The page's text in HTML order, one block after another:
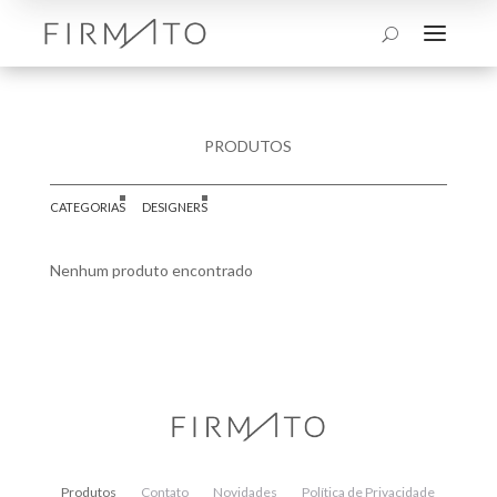
U a
PRODUTOS
CATEGORIAS DESIGNERS
Nenhum produto encontrado
Produtos Contato Novidades
Política de Privacidade